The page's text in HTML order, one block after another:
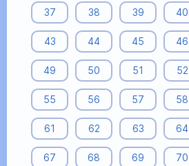
37 38 39 40
43 44 45 46
49 50 51 52
55 56 57 58
61 62 63 64
67 68 69 70